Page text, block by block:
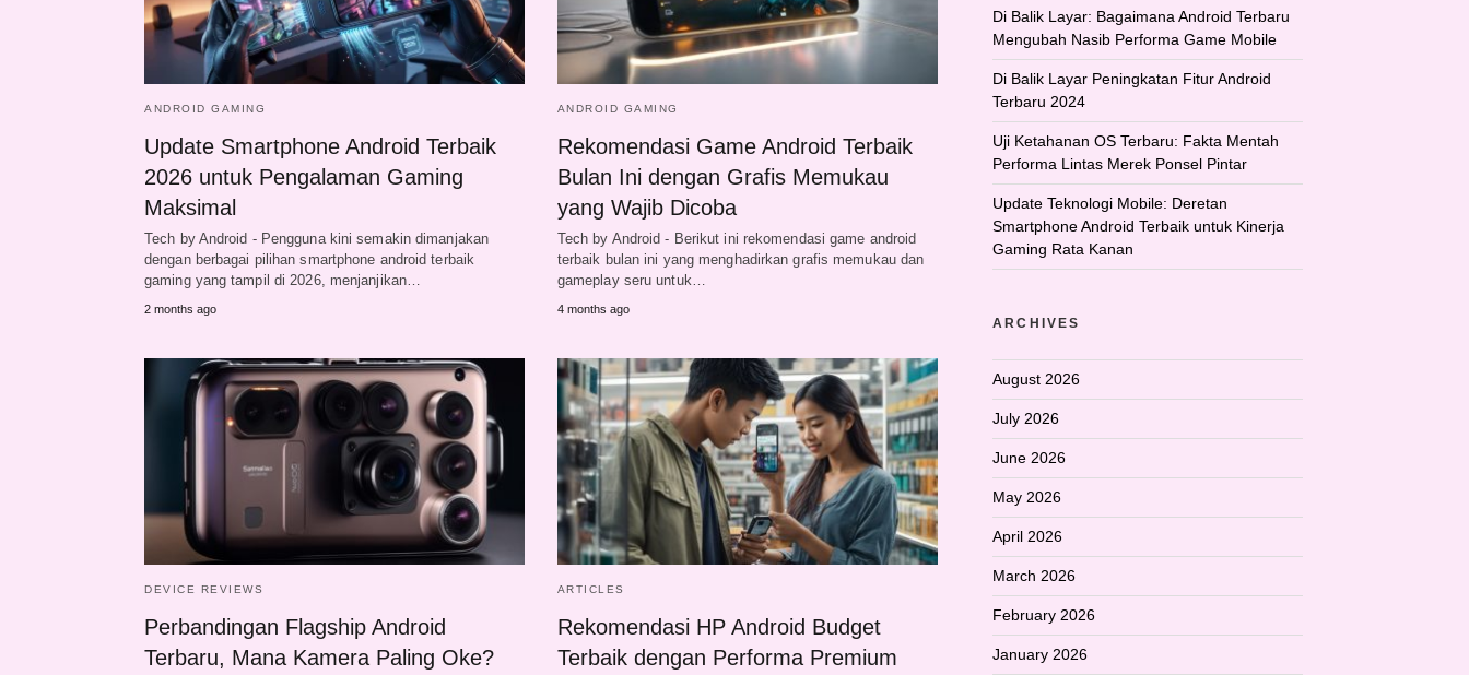
ANDROID GAMING
Update Smartphone Android Terbaik
2026 untuk Pengalaman Gaming
Maksimal
Tech by Android - Pengguna kini semakin dimanjakan
dengan berbagai pilihan smartphone android terbaik
gaming yang tampil di 2026, menjanjikan…
2 months ago
ANDROID GAMING
Rekomendasi Game Android Terbaik
Bulan Ini dengan Grafis Memukau
yang Wajib Dicoba
Tech by Android - Berikut ini rekomendasi game android
terbaik bulan ini yang menghadirkan grafis memukau dan
gameplay seru untuk…
4 months ago
DEVICE REVIEWS
Perbandingan Flagship Android
Terbaru, Mana Kamera Paling Oke?
ARTICLES
Rekomendasi HP Android Budget
Terbaik dengan Performa Premium
Di Balik Layar: Bagaimana Android Terbaru
Mengubah Nasib Performa Game Mobile
Di Balik Layar Peningkatan Fitur Android
Terbaru 2024
Uji Ketahanan OS Terbaru: Fakta Mentah
Performa Lintas Merek Ponsel Pintar
Update Teknologi Mobile: Deretan
Smartphone Android Terbaik untuk Kinerja
Gaming Rata Kanan
ARCHIVES
August 2026
July 2026
June 2026
May 2026
April 2026
March 2026
February 2026
January 2026